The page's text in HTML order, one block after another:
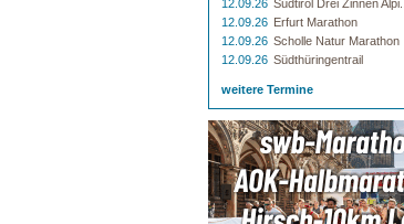
12.09.26 Südtirol Drei Zinnen Alpi...
12.09.26 Erfurt Marathon
12.09.26 Scholle Natur Marathon
12.09.26 Südthüringentrail
weitere Termine